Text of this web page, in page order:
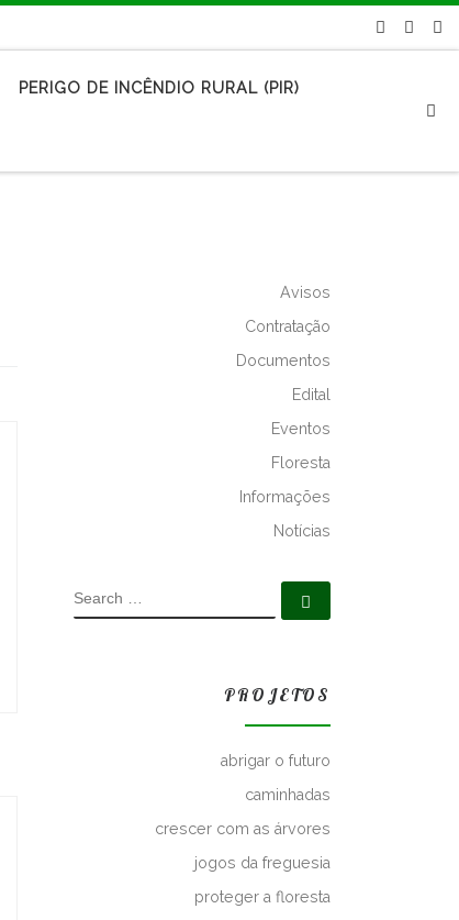
PERIGO DE INCÊNDIO RURAL (PIR)
Avisos
Contratação
Documentos
Edital
Eventos
Floresta
Informações
Notícias
SEARCH
PROJETOS
abrigar o futuro
caminhadas
crescer com as árvores
jogos da freguesia
proteger a floresta